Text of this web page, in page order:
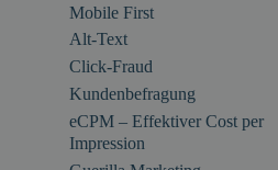
Mobile First
Alt-Text
Click-Fraud
Kundenbefragung
eCPM – Effektiver Cost per
Impression